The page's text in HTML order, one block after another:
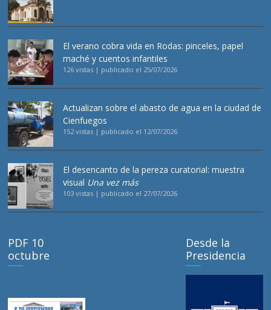
El verano cobra vida en Rodas: pinceles, papel
maché y cuentos infantiles
126 vistas | publicado el 25/07/2026
Actualizan sobre el abasto de agua en la ciudad de
Cienfuegos
152 vistas | publicado el 12/07/2026
El desencanto de la pereza curatorial: muestra
visual Una vez más
103 vistas | publicado el 27/07/2026
PDF 10
octubre
Desde la
Presidencia